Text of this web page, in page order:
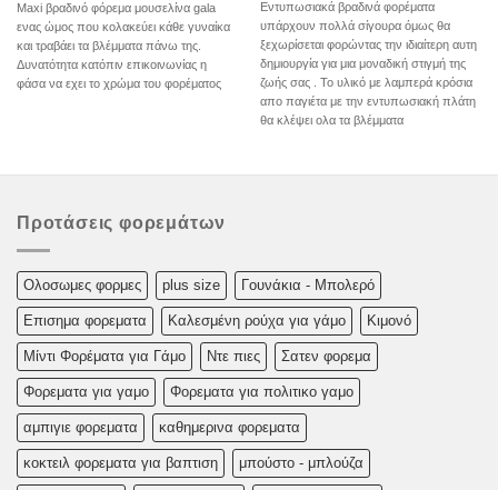
Maxi βραδινό φόρεμα μουσελίνα gala
ενας ώμος που κολακεύει κάθε γυναίκα
και τραβάει τα βλέμματα πάνω της.
Δυνατότητα κατόπιν επικοινωνίας η
φάσα να εχει το χρώμα του φορέματος
Εντυπωσιακά βραδινά φορέματα
υπάρχουν πολλά σίγουρα όμως θα
ξεχωρίσεται φορώντας την ιδιαίτερη αυτη
δημιουργία για μια μοναδική στιγμή της
ζωής σας . Το υλικό με λαμπερά κρόσια
απο παγιέτα με την εντυπωσιακή πλάτη
θα κλέψει ολα τα βλέμματα
Προτάσεις φορεμάτων
Oλoσωμες φoρμες plus size Γουνάκια - Μπολερό
Επισημα φορεματα Καλεσμένη ρούχα για γάμο Κιμονό
Μίντι Φορέματα για Γάμο Ντε πιες Σατεν φορεμα
Φορεματα για γαμο Φορεματα για πολιτικο γαμο
αμπιγιε φορεματα καθημερινα φορεματα
κοκτειλ φορεματα για βαπτιση μπούστο - μπλούζα